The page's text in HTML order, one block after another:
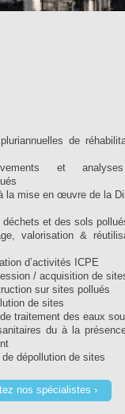
de
et
la mise en œuvre de la
et des sols
valorisation &
d’activités ICPE
/ acquisition de
sur sites pollués
de sites
traitement des eaux
du à la
dépollution de sites
nos spécialistes